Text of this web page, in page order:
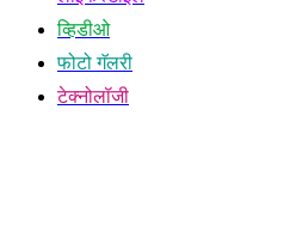
व्हिडीओ
फोटो गॅलरी
टेक्नोलॉजी